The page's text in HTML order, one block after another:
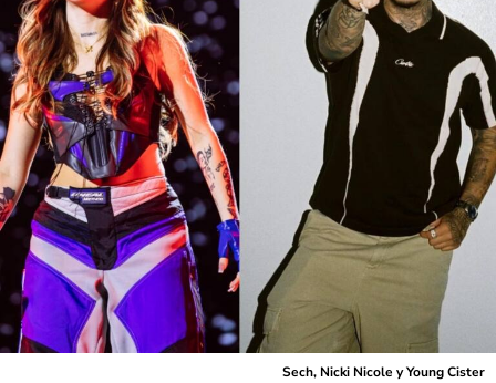
Sech, Nicki Nicole y Young Cister